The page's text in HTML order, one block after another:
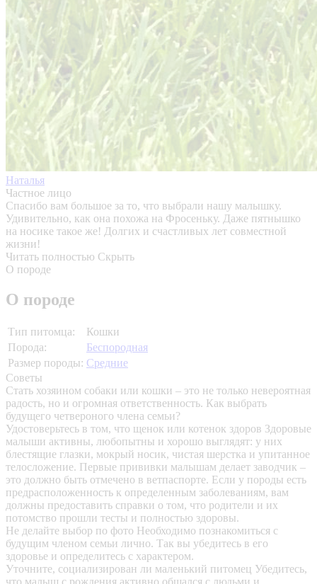
Наталья
Частное лицо
Спасибо вам большое за то, что выбрали нашу малышку.
Удивительно, как она похожа на Фросеньку. Даже пятнышко
на носике такое же! Долгих и счастливых лет совместной
жизни!
Читать полностью Скрыть
О породе
О породе
Тип питомца:
Кошки
Порода:
Беспородная
Размер породы: Средние
Советы
Стать хозяином собаки или кошки – это не только невероятная
радость, но и огромная ответственность. Как выбрать
будущего четвероного члена семьи?
Удостоверьтесь в том, что щенок или котенок здоров Здоровые
малыши активны, любопытны и хорошо выглядят: у них
блестящие глазки, мокрый носик, чистая шерстка и упитанное
телосложение. Первые прививки малышам делает заводчик –
это должно быть отмечено в ветпаспорте. Если у породы есть
предрасположенность к определенным заболеваниям, вам
должны предоставить справки о том, что родители и их
потомство прошли тесты и полностью здоровы.
Не делайте выбор по фото Необходимо познакомиться с
будущим членом семьи лично. Так вы убедитесь в его
здоровье и определитесь с характером.
Уточните, социализирован ли маленький питомец Убедитесь,